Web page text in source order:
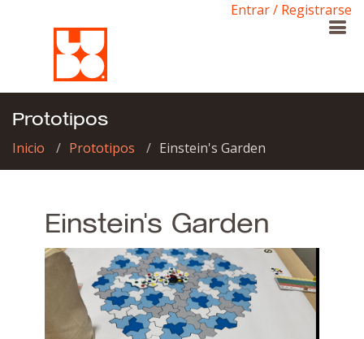
Entrar / Registrarse
Prototipos
Inicio Prototipos Einstein's Garden
Einstein's Garden